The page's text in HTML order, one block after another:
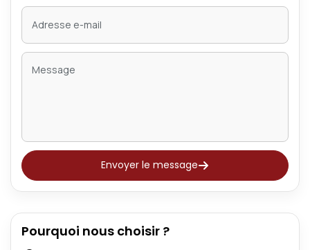
Envoyer le message
Pourquoi nous choisir ?